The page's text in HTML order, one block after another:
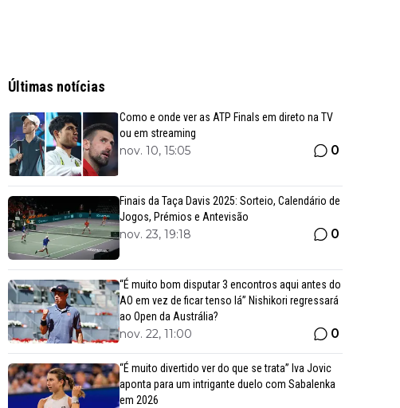
Últimas notícias
Como e onde ver as ATP Finals em direto na TV
ou em streaming
nov. 10, 15:05 0
Finais da Taça Davis 2025: Sorteio, Calendário de
Jogos, Prémios e Antevisão
nov. 23, 19:18 0
“É muito bom disputar 3 encontros aqui antes do
AO em vez de ficar tenso lá” Nishikori regressará
ao Open da Austrália?
nov. 22, 11:00 0
“É muito divertido ver do que se trata” Iva Jovic
aponta para um intrigante duelo com Sabalenka
em 2026